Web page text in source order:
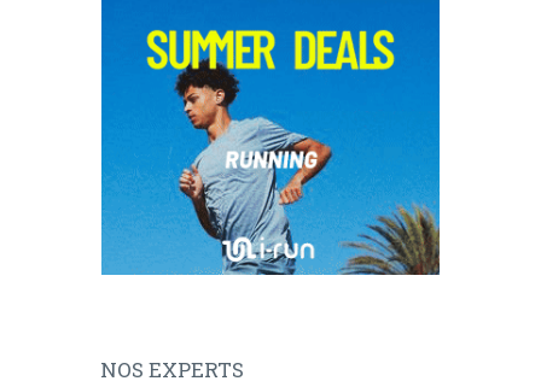
NOS EXPERTS